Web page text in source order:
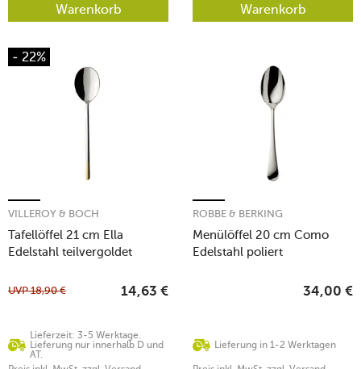
Warenkorb Warenkorb
- 22%
Tafellöffel 21 cm Ella
Edelstahl teilvergoldet
VILLEROY & BOCH
Lieferzeit: 3-5 Werktage.
Lieferung nur innerhalb D und
AT.
UVP18,90 € 14,63 €
Menülöffel 20 cm Como
Edelstahl poliert
ROBBE & BERKING
Lieferung in 1-2 Werktagen
34,00 €